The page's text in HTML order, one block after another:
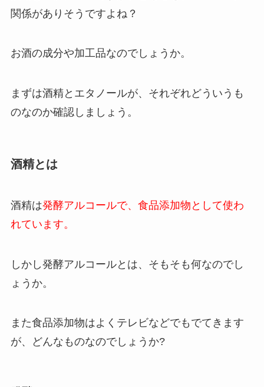
関係がありそうですよね？
お酒の成分や加工品なのでしょうか。
まずは酒精とエタノールが、それぞれどういうも
のなのか確認しましょう。
酒精とは
酒精は発酵アルコールで、食品添加物として使わ
れています。
しかし発酵アルコールとは、そもそも何なのでし
ょうか。
また食品添加物はよくテレビなどでもでてきます
が、どんなものなのでしょうか?